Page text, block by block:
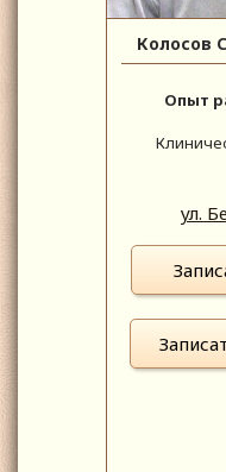
Колосов
Опыт
ул.